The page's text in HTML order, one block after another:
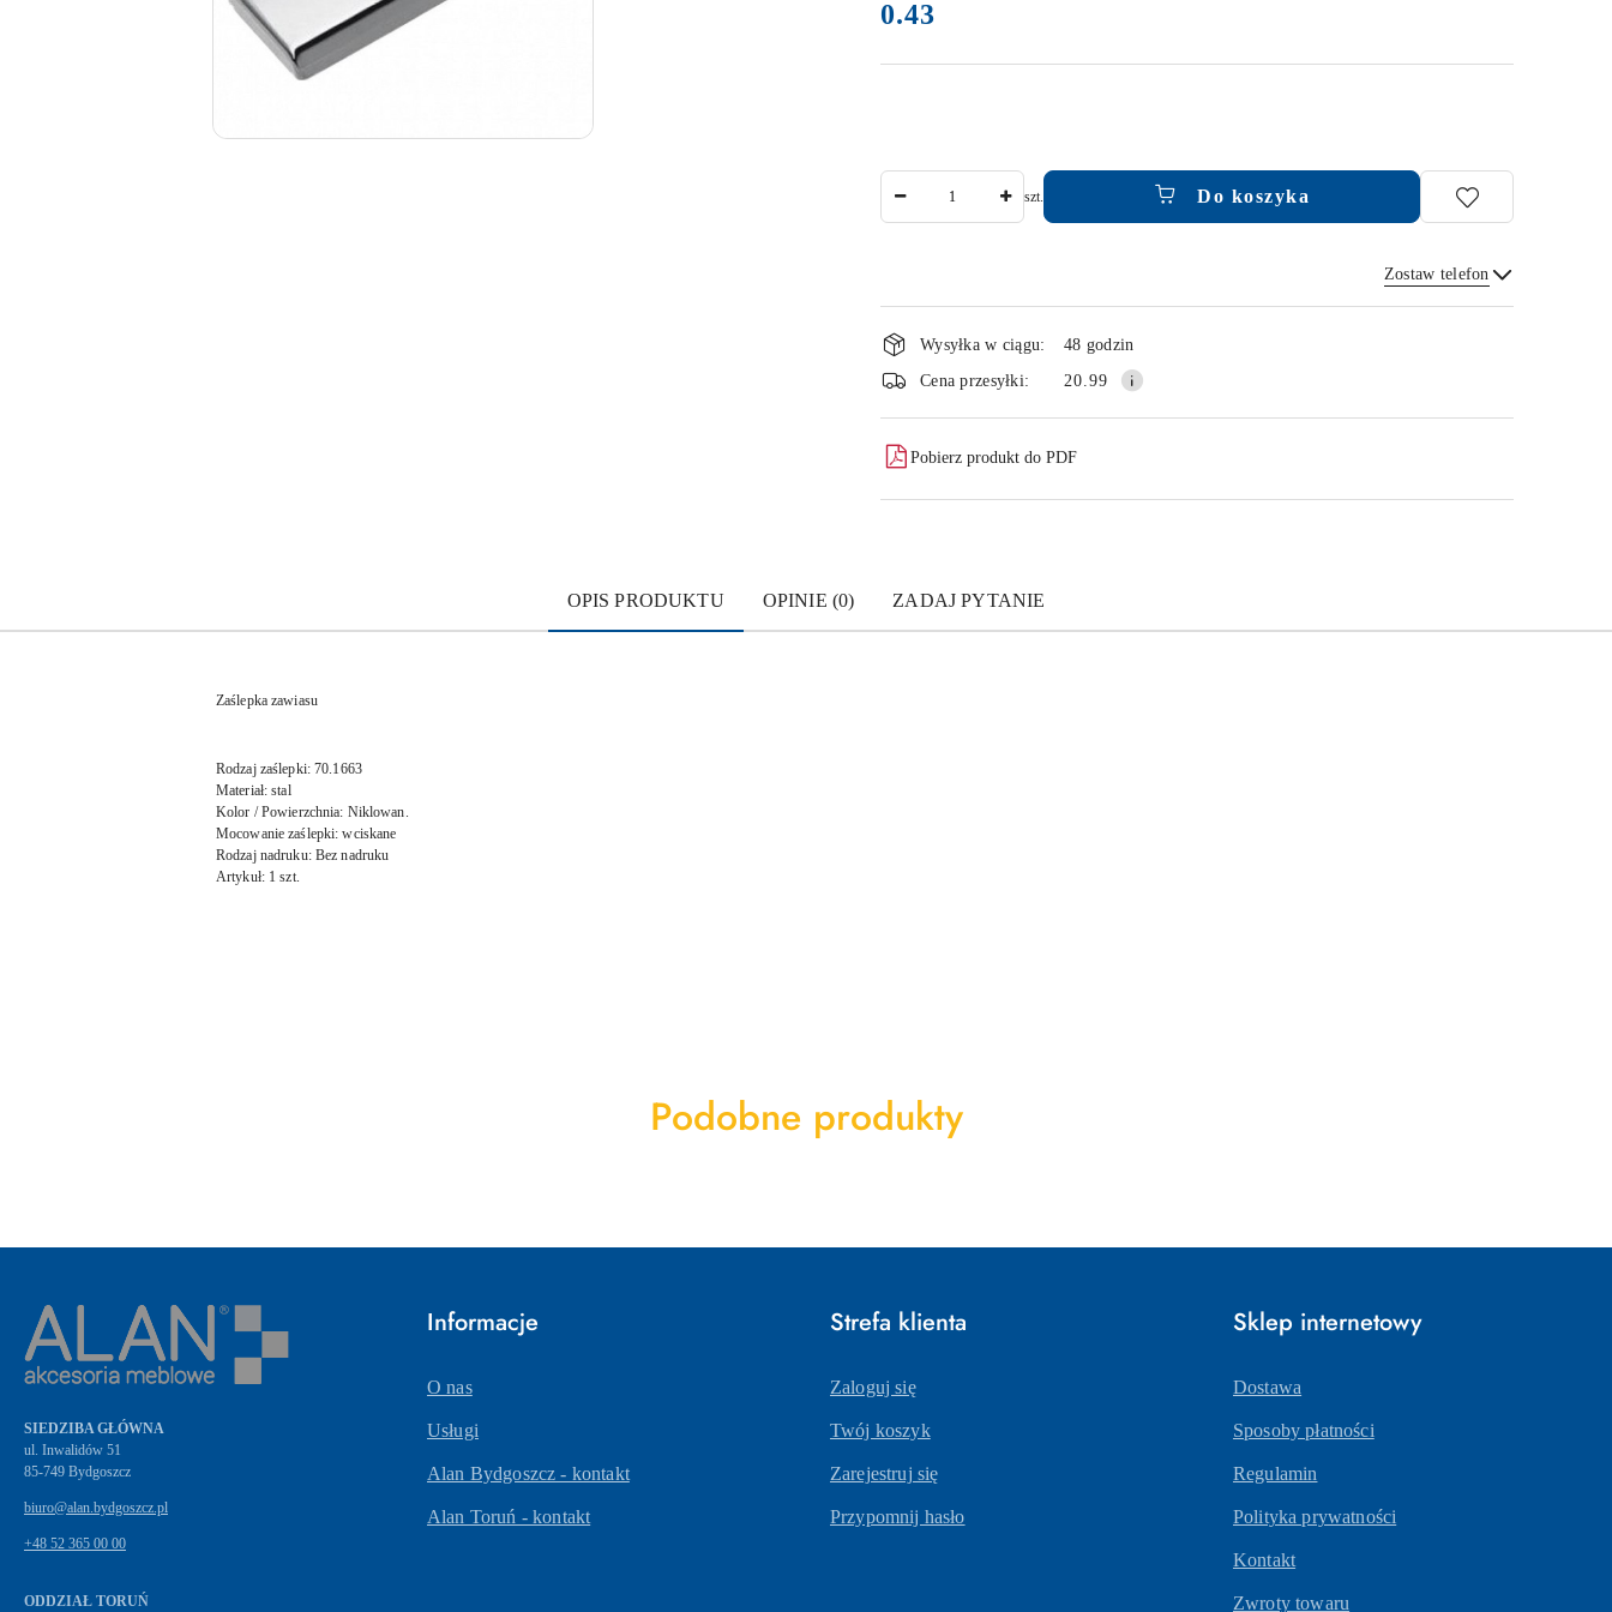
Cena:
0.43
szt. Do koszyka
Zostaw telefon
Wyślij
Dostępność
i
dostawa
Wysyłka w ciągu:
48 godzin
Cena przesyłki:
20.99
Pobierz produkt do PDF
OPIS PRODUKTU OPINIE (0) ZADAJ PYTANIE
Zaślepka zawiasu
Rodzaj zaślepki: 70.1663
Materiał: stal
Kolor / Powierzchnia: Niklowan.
Mocowanie zaślepki: wciskane
Rodzaj nadruku: Bez nadruku
Artykuł: 1 szt.
Produkty
Podobne produkty
SIEDZIBA GŁÓWNA
ul. Inwalidów 51
biuro@alan.bydgoszcz.pl
+48 52 365 00 00
ODDZIAŁ TORUŃ
Informacje
O nas
Usługi
Alan Bydgoszcz - kontakt
Alan Toruń - kontakt
Strefa klienta
Zaloguj się
Twój koszyk
Zarejestruj się
Przypomnij hasło
Sklep internetowy
Dostawa
Sposoby płatności
Regulamin
Polityka prywatności
Kontakt
Zwroty towaru